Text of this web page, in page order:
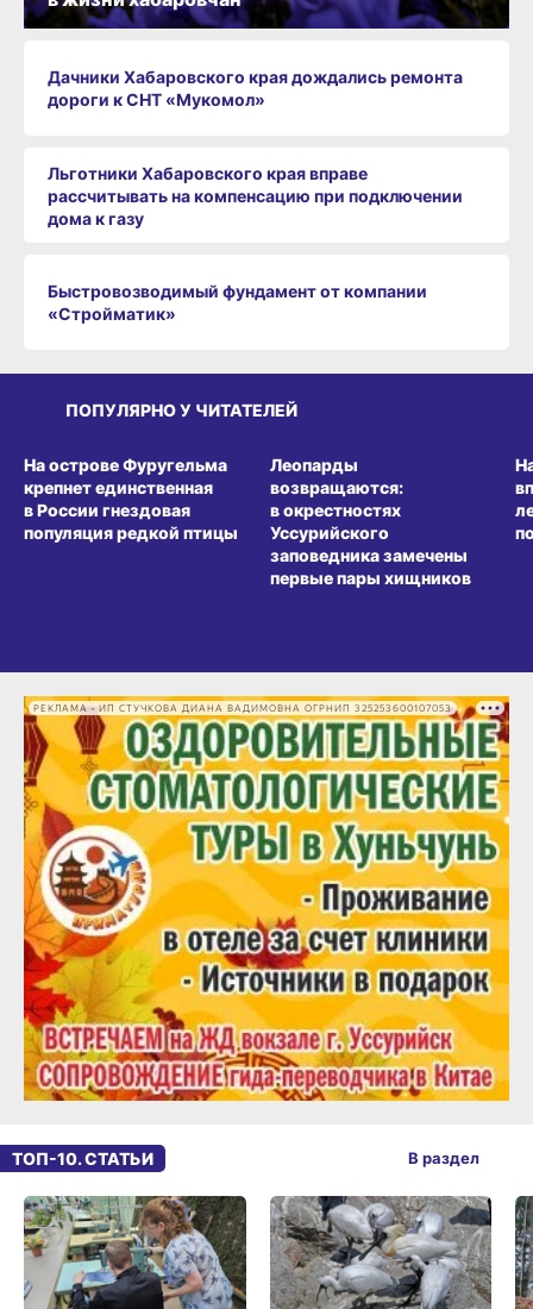
Дачники Хабаровского края дождались ремонта
дороги к СНТ «Мукомол»
Льготники Хабаровского края вправе
рассчитывать на компенсацию при подключении
дома к газу
Быстровозводимый фундамент от компании
«Стройматик»
ПОПУЛЯРНО У ЧИТАТЕЛЕЙ
На острове Фуругельма
крепнет единственная
в России гнездовая
популяция редкой птицы
Леопарды
возвращаются:
в окрестностях
Уссурийского
заповедника замечены
первые пары хищников
РЕКЛАМА • ИП СТУЧКОВА ДИАНА ВАДИМОВНА ОГРНИП 325253600107053
ТОП-10. СТАТЬИ В раздел